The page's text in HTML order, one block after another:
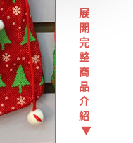
展
開
完
整
商
品
介
紹
▼